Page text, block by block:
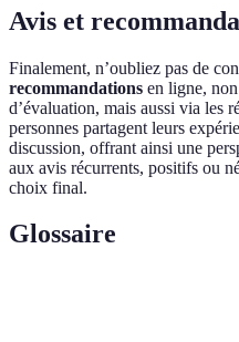
Avis et
Finalement, n’oubliez pas de
recommandations en ligne,
d’évaluation, mais aussi via les
personnes partagent leurs
discussion, offrant ainsi une
aux avis récurrents, positifs ou
choix final.
Glossaire